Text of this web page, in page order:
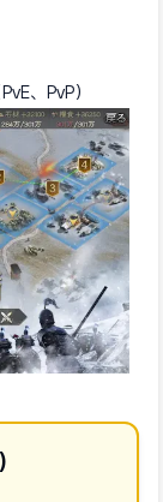
、PvP）